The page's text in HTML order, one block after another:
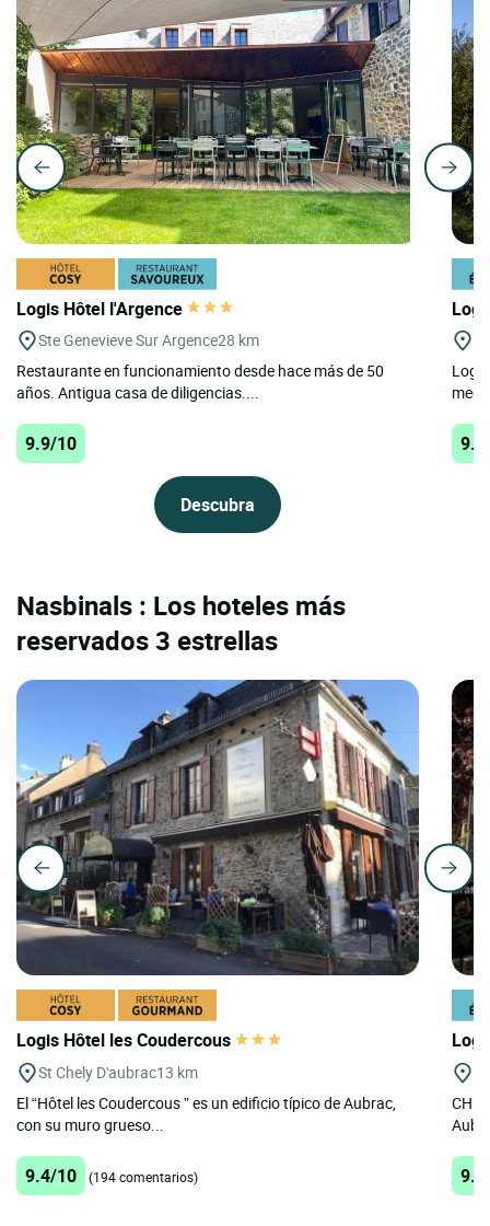
Logis Hôtel l'Argence
Ste Genevieve Sur Argence28 km
Restaurante en funcionamiento desde hace más de 50
años. Antigua casa de diligencias....
9.9/10
Descubra
Nasbinals : Los hoteles más
reservados 3 estrellas
Logis Hôtel les Coudercous
St Chely D'aubrac13 km
El “Hôtel les Coudercous ” es un edificio típico de Aubrac,
con su muro grueso...
9.4/10 (194 comentarios)